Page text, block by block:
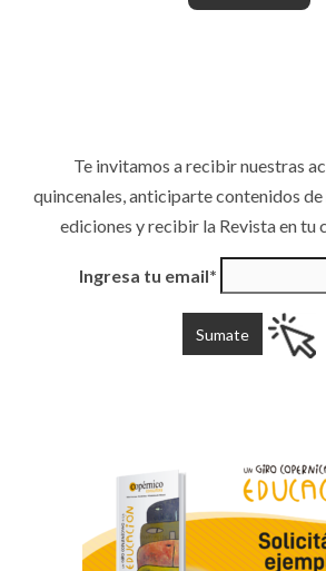
Te invitamos a recibir nuestras
quincenales, anticiparte contenidos
ediciones y recibir la Revista en tu
Ingresa tu email*